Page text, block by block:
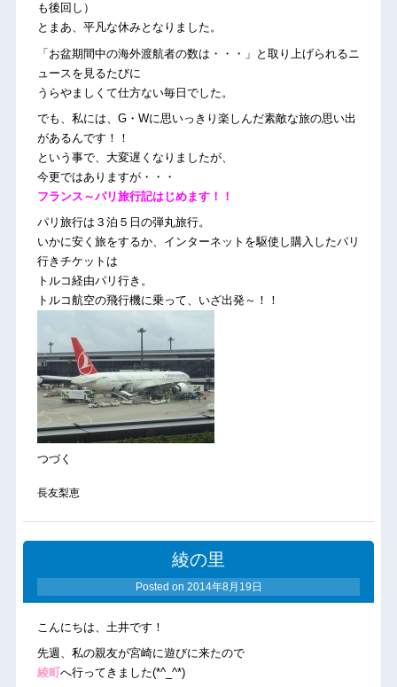
も後回し）
とまあ、平凡な休みとなりました。
「お盆期間中の海外渡航者の数は・・・」と取り上げられるニ
ュースを見るたびに
うらやましくて仕方ない毎日でした。
でも、私には、G・Wに思いっきり楽しんだ素敵な旅の思い出
があるんです！！
という事で、大変遅くなりましたが、
今更ではありますが・・・
フランス～パリ旅行記はじめます！！
パリ旅行は３泊５日の弾丸旅行。
いかに安く旅をするか、インターネットを駆使し購入したパリ
行きチケットは
トルコ経由パリ行き。
トルコ航空の飛行機に乗って、いざ出発～！！
つづく
長友梨恵
綾の里
Posted on 2014年8月19日
こんにちは、土井です！
先週、私の親友が宮崎に遊びに来たので
綾町へ行ってきました(*^_^*)